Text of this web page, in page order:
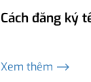
Cách đăng ký
Xem thêm ⟶